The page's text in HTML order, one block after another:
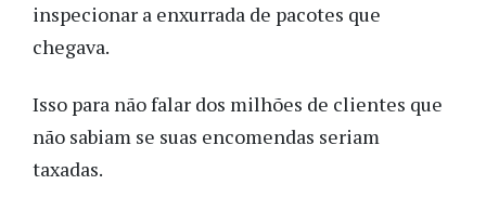
inspecionar a enxurrada de pacotes que
chegava.
Isso para não falar dos milhões de clientes que
não sabiam se suas encomendas seriam
taxadas.